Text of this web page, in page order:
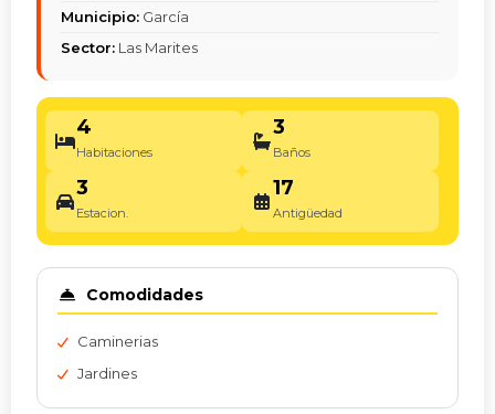
Municipio: García
Sector: Las Marites
4
Habitaciones
3
Baños
3
Estacion.
17
Antigüedad
Comodidades
Caminerias
Jardines